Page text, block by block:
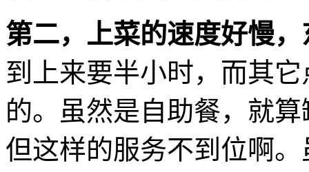
第二，上菜的速度好慢
到上来要半小时，而其
的。虽然是自助餐，就
但这样的服务不到位啊